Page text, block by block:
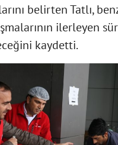
belirten Tatlı,
ilerleyen
kaydetti.